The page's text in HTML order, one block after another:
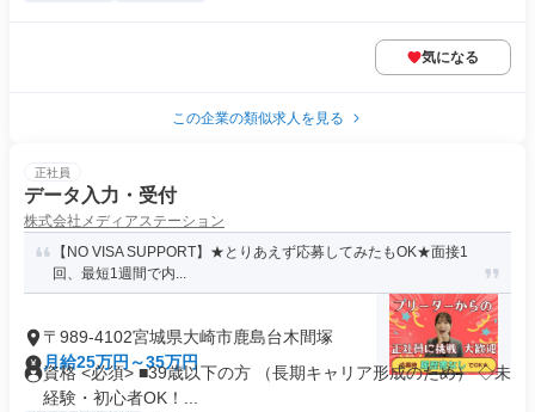
気になる
この企業の類似求人を見る
正社員
データ入力・受付
株式会社メディアステーション
【NO VISA SUPPORT】★とりあえず応募してみたもOK★面接1
回、最短1週間で内...
〒989-4102宮城県大崎市鹿島台木間塚
月給25万円～35万円
資格 <必須> ■39歳以下の方 （長期キャリア形成のため） ◇未
経験・初心者OK！...